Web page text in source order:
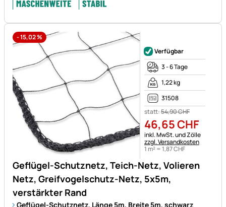
-15,02%
Geflügel-Schutznetz, Teich-Netz, Volieren
Netz, Greifvogelschutz-Netz, 5x5m,
verstärkter Rand
Geflügel-Schutznetz, Länge 5m, Breite 5m, schwarz
Verfügbar
3 - 6 Tage
1,22 kg
31508
statt:54,90CHF
46,65CHF
Steuerhinweis:
inkl. MwSt. und Zölle
zzgl. Versandkosten
1 m² =1,87CHF